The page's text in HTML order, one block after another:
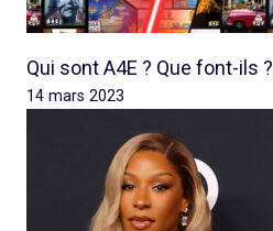
Qui sont A4E ? Que font-ils ?
14 mars 2023